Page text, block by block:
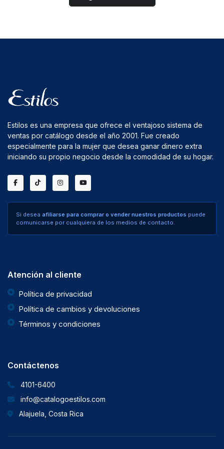
Estilos es una empresa que ofrece el ventajoso sistema de
ventas por catálogo desde el año 2001. Fue creado
especialmente para la mujer que desea ganar dinero extra
iniciando su propio negocio desde la comodidad de su hogar.
Si desea afiliarse para comprar o vender nuestros productos puede
comunicarse por cualquiera de los medios de contacto.
Atención al cliente
Política de privacidad
Política de cambios y devoluciones
Términos y condiciones
Contáctenos
4101-6400
info@catalogoestilos.com
Alajuela, Costa Rica